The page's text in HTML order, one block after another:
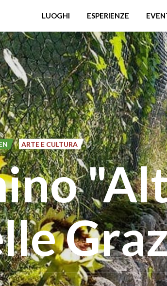
LUOGHI ESPERIENZE
ARTE E CULTURA